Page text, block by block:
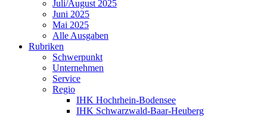
Juli/August 2025
Juni 2025
Mai 2025
Alle Ausgaben
Rubriken
Schwerpunkt
Unternehmen
Service
Regio
IHK Hochrhein-Bodensee
IHK Schwarzwald-Baar-Heuberg